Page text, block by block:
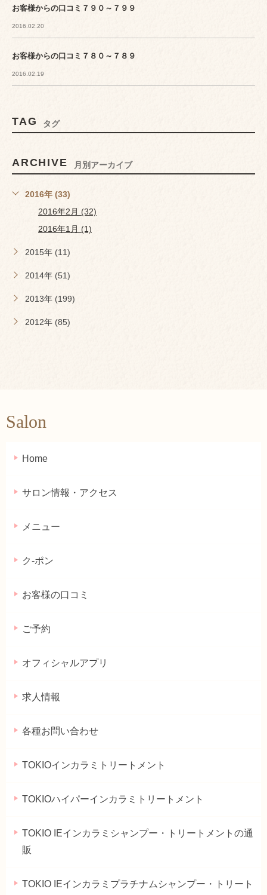
お客様からの口コミ７９０～７９９
2016.02.20
お客様からの口コミ７８０～７８９
2016.02.19
TAG タグ
ARCHIVE 月別アーカイブ
2016年 (33)
2016年2月 (32)
2016年1月 (1)
2015年 (11)
2014年 (51)
2013年 (199)
2012年 (85)
Salon
Home
サロン情報・アクセス
メニュー
ク-ポン
お客様の口コミ
ご予約
オフィシャルアプリ
求人情報
各種お問い合わせ
TOKIOインカラミトリートメント
TOKIOハイパーインカラミトリートメント
TOKIO IEインカラミシャンプー・トリートメントの通
販
TOKIO IEインカラミプラチナムシャンプー・トリート